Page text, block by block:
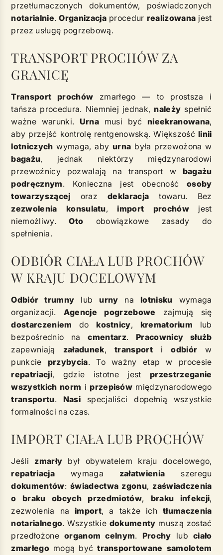
przetłumaczonych dokumentów, poświadczonych
notarialnie.Organizacjaprocedur realizowana jest
przez usługę pogrzebową.
TRANSPORT PROCHÓW ZA
GRANICĘ
Transport prochów zmarłego — to prostsza i
tańsza procedura. Niemniej jednak,należy spełnić
ważne warunki. Urna musi byćnieekranowana,
aby przejść kontrolę rentgenowską. Większość linii
lotniczych wymaga, abyurna była przewożona w
bagażu, jednak niektórzy międzynarodowi
przewoźnicy pozwalają na transport w bagażu
podręcznym. Konieczna jest obecność osoby
towarzyszącej orazdeklaracja towaru. Bez
zezwolenia
konsulatu,import prochów jest
niemożliwy.Oto obowiązkowe zasady do
spełnienia.
ODBIÓR CIAŁA LUB PROCHÓW
W KRAJU DOCELOWYM
Odbiór trumny luburny nalotnisku wymaga
organizacji. Agencje pogrzebowe zajmują się
dostarczeniem dokostnicy, krematorium lub
bezpośrednio nacmentarz.Pracownicy służb
zapewniają załadunek, transportiodbiór w
punkcie przybycia. To ważny etap w procesie
repatriacji, gdzie istotne jestprzestrzeganie
wszystkich norm iprzepisów międzynarodowego
transportu. Nasi specjaliści dopełnią wszystkie
formalności na czas.
IMPORT CIAŁA LUB PROCHÓW
Jeślizmarły był obywatelem kraju docelowego,
repatriacjawymaga załatwienia szeregu
dokumentów:świadectwa zgonu,zaświadczenia
o braku obcych przedmiotów, braku infekcji,
zezwolenia naimport, a także ichtłumaczenia
notarialnego. Wszystkie dokumenty muszą zostać
przedłożoneorganom celnym. Prochy lubciało
zmarłegomogą byćtransportowane samolotem